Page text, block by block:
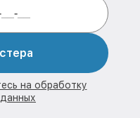
на обработку